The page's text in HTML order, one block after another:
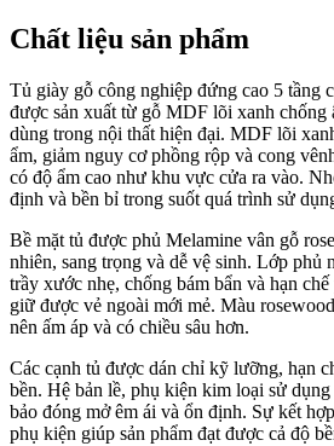
Chất liệu sản phẩm
Tủ giày gỗ công nghiệp đứng cao 5 tầng
được sản xuất từ gỗ MDF lõi xanh chống
dùng trong nội thất hiện đại. MDF lõi
ẩm, giảm nguy cơ phồng rộp và cong
có độ ẩm cao như khu vực cửa ra vào.
định và bền bỉ trong suốt quá trình sử
Bề mặt tủ được phủ Melamine vân gỗ
nhiên, sang trọng và dễ vệ sinh. Lớp phủ
trầy xước nhẹ, chống bám bẩn và hạn
giữ được vẻ ngoài mới mẻ. Màu
nên ấm áp và có chiều sâu hơn.
Các cạnh tủ được dán chỉ kỹ lưỡng, hạn
bền. Hệ bản lề, phụ kiện kim loại sử
bảo đóng mở êm ái và ổn định. Sự kết
phụ kiện giúp sản phẩm đạt được cả độ